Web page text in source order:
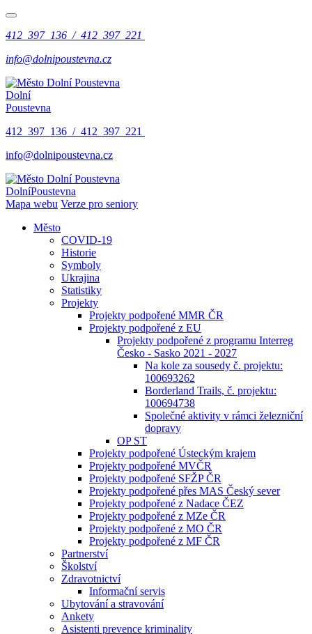
412 397 136 / 412 397 221
info@dolnipoustevna.cz
Dolní
Poustevna
412 397 136 / 412 397 221
info@dolnipoustevna.cz
DolníPoustevna
Mapa webu Verze pro seniory
Město
COVID-19
Historie
Symboly
Ukrajina
Statistiky
Projekty
Projekty podpořené MMR ČR
Projekty podpořené z EU
Projekty podpořené z programu Interreg
Česko - Sasko 2021 - 2027
Na kole za sousedy č. projektu:
100693262
Borderland Trails, č. projektu:
100694738
Společné aktivity v rámci železniční
dopravy
OP ST
Projekty podpořené Ústeckým krajem
Projekty podpořené MVČR
Projekty podpořené SFŽP ČR
Projekty podpořené přes MAS Český sever
Projekty podpořené z Nadace ČEZ
Projekty podpořené z MZe ČR
Projekty podpořené z MO ČR
Projekty podpořené z MF ČR
Partnerství
Školství
Zdravotnictví
Informační servis
Ubytování a stravování
Ankety
Asistenti prevence kriminality